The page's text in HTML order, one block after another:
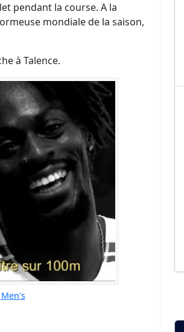
pendant la course. A la
mondiale de la saison,
à Talence.